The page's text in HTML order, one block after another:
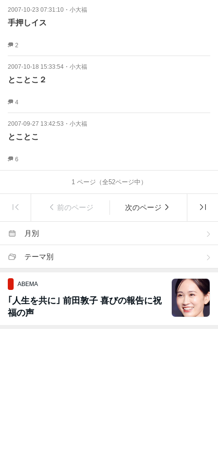
2007-10-23 07:31:10 ・ 小大福
手押しイス
2
2007-10-18 15:33:54 ・ 小大福
とことこ２
4
2007-09-27 13:42:53 ・ 小大福
とことこ
6
1ページ（全52ページ中）
前のページ 次のページ
月別
テーマ別
ABEMA
｢人生を共に｣ 前田敦子 喜びの報告に祝
福の声